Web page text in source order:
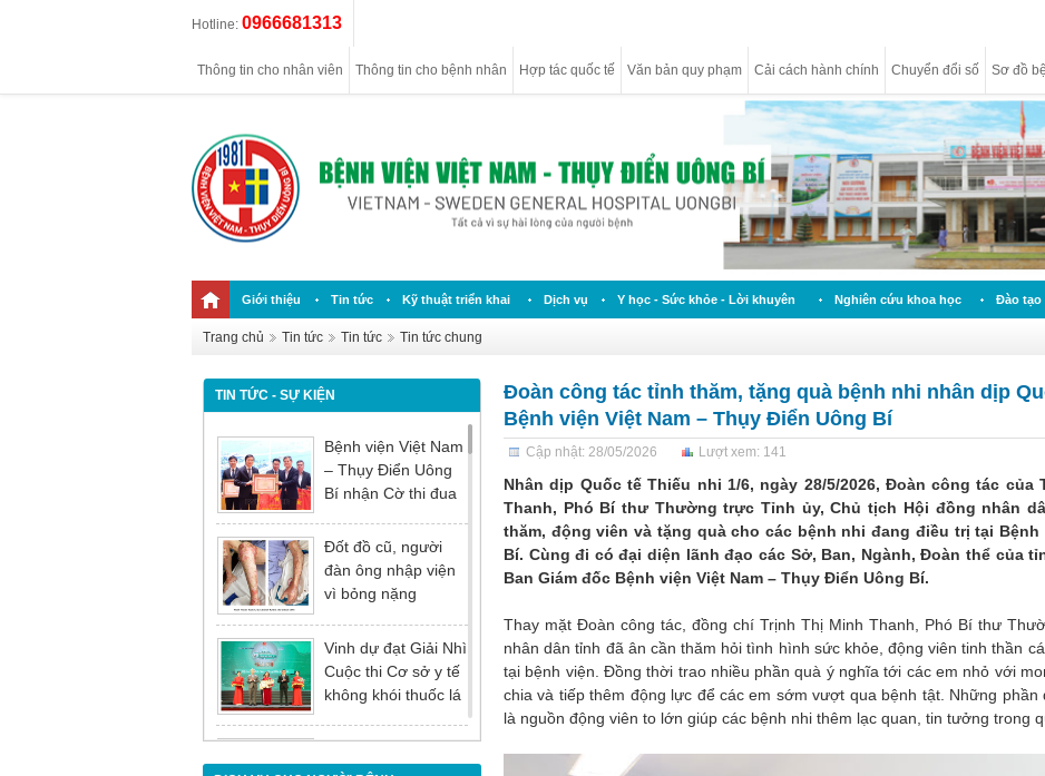
Hotline: 0966681313
Thông tin cho nhân viên Thông tin cho bệnh nhân Hợp tác quốc tế Văn bản quy phạm Cải cách hành chính Chuyển đổi số Sơ đồ
Giới thiệu Tin tức Kỹ thuật triển khai Dịch vụ Y học - Sức khỏe - Lời khuyên Nghiên cứu khoa học Đào tạo
Trang chủ Tin tức Tin tức Tin tức chung
TIN TỨC - SỰ KIỆN
Bệnh viện Việt Nam
– Thụy Điển Uông
Bí nhận Cờ thi đua
năm 2025 của
Đảng ủy - Ủy ban
nhân dân Tỉnh
Đốt đồ cũ, người
đàn ông nhập viện
vì bỏng nặng
Vinh dự đạt Giải Nhì
Cuộc thi Cơ sở y tế
không khói thuốc lá
rào cản khiến việc
Đoàn công tác tỉnh thăm, tặng quà bệnh nhi nhân dịp
Bệnh viện Việt Nam – Thụy Điển Uông Bí
Cập nhật: 28/05/2026 Lượt xem: 141
Nhân dịp Quốc tế Thiếu nhi 1/6, ngày 28/5/2026, Đoàn công tác
Thanh, Phó Bí thư Thường trực Tỉnh ủy, Chủ tịch Hội đồng nhân
thăm, động viên và tặng quà cho các bệnh nhi đang điều trị tại Bệnh
Bí. Cùng đi có đại diện lãnh đạo các Sở, Ban, Ngành, Đoàn thể của
Ban Giám đốc Bệnh viện Việt Nam – Thụy Điển Uông Bí.
Thay mặt Đoàn công tác, đồng chí Trịnh Thị Minh Thanh, Phó Bí thư
nhân dân tỉnh đã ân cần thăm hỏi tình hình sức khỏe, động viên tinh thần
tại bệnh viện. Đồng thời trao nhiều phần quà ý nghĩa tới các em nhỏ với
chia và tiếp thêm động lực để các em sớm vượt qua bệnh tật. Những
là nguồn động viên to lớn giúp các bệnh nhi thêm lạc quan, tin tưởng trong